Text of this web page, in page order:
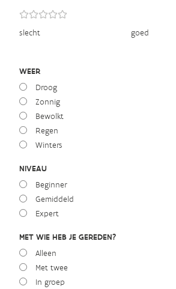
slecht goed
WEER
Droog
Zonnig
Bewolkt
Regen
Winters
NIVEAU
Beginner
Gemiddeld
Expert
MET WIE HEB JE GEREDEN?
Alleen
Met twee
In groep